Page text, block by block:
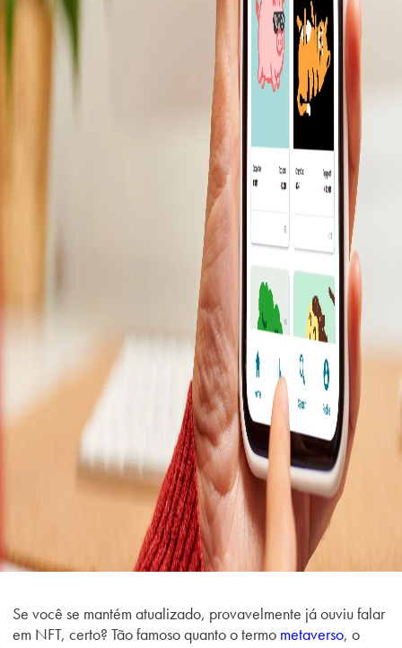
Se você se mantém atualizado, provavelmente já ouviu falar
em NFT, certo? Tão famoso quanto o termo metaverso, o